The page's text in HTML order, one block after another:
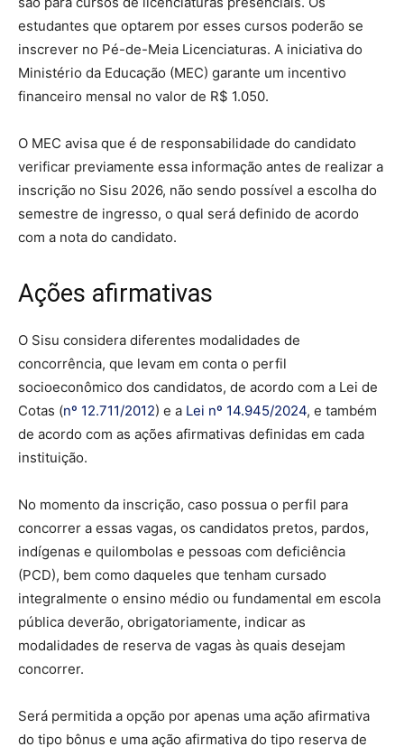
estudantes que optarem por esses cursos poderão se
inscrever no Pé-de-Meia Licenciaturas. A iniciativa do
Ministério da Educação (MEC) garante um incentivo
financeiro mensal no valor de R$ 1.050.
O MEC avisa que é de responsabilidade do candidato
verificar previamente essa informação antes de realizar a
inscrição no Sisu 2026, não sendo possível a escolha do
semestre de ingresso, o qual será definido de acordo
com a nota do candidato.
Ações afirmativas
O Sisu considera diferentes modalidades de
concorrência, que levam em conta o perfil
socioeconômico dos candidatos, de acordo com a Lei de
Cotas (nº 12.711/2012) e a Lei nº 14.945/2024, e também
de acordo com as ações afirmativas definidas em cada
instituição.
No momento da inscrição, caso possua o perfil para
concorrer a essas vagas, os candidatos pretos, pardos,
indígenas e quilombolas e pessoas com deficiência
(PCD), bem como daqueles que tenham cursado
integralmente o ensino médio ou fundamental em escola
pública deverão, obrigatoriamente, indicar as
modalidades de reserva de vagas às quais desejam
concorrer.
Será permitida a opção por apenas uma ação afirmativa
do tipo bônus e uma ação afirmativa do tipo reserva de